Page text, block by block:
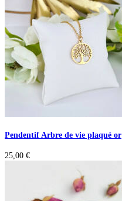
Pendentif Arbre de vie plaqué or
25,00 €